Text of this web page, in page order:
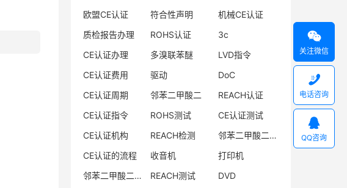
欧盟CE认证
符合性声明
机械CE认证
质检报告办理
ROHS认证
3c
CE认证办理
多溴联苯醚
LVD指令
CE认证费用
驱动
DoC
CE认证周期
邻苯二甲酸二
REACH认证
CE认证指令
ROHS测试
CE认证测试
CE认证机构
REACH检测
邻苯二甲酸二异丁酯
CE认证的流程
收音机
打印机
邻苯二甲酸二丁酯
REACH测试
DVD

关注微信

电话咨询

QQ咨询